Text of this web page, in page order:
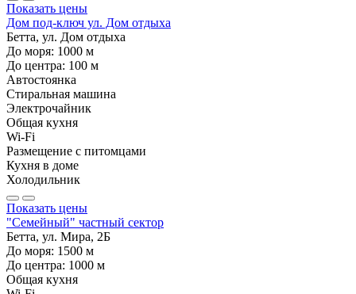
Показать цены
Дом под-ключ ул. Дом отдыха
Бетта, ул. Дом отдыха
До моря: 1000 м
До центра: 100 м
Автостоянка
Стиральная машина
Электрочайник
Общая кухня
Wi-Fi
Размещение с питомцами
Кухня в доме
Холодильник
Показать цены
"Семейный" частный сектор
Бетта, ул. Мира, 2Б
До моря: 1500 м
До центра: 1000 м
Общая кухня